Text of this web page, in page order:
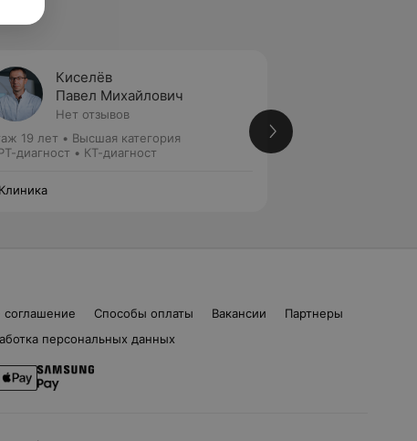
Киселёв
Павел Михайлович
Нет отзывов
19 лет • Высшая категория
диагност • КТ-диагност
соглашение Способы оплаты Вакансии
Партнеры
персональных данных